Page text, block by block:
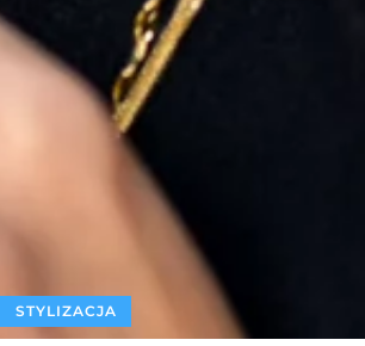
STYLIZACJA